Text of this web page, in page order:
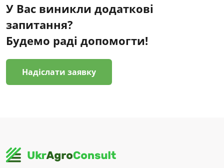
У Вас виникли додаткові
запитання?
Будемо раді допомогти!
Надіслати заявку